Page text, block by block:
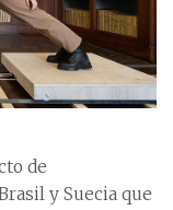
de
y Suecia que